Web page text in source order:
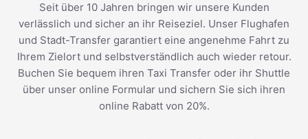
Seit über 10 Jahren bringen wir unsere Kunden
verlässlich und sicher an ihr Reiseziel. Unser Flughafen
und Stadt-Transfer garantiert eine angenehme Fahrt zu
Ihrem Zielort und selbstverständlich auch wieder retour.
Buchen Sie bequem ihren Taxi Transfer oder ihr Shuttle
über unser online Formular und sichern Sie sich ihren
online Rabatt von 20%.